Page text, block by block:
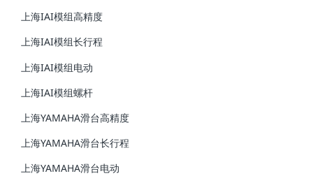
上海IAI模组高精度
上海IAI模组长行程
上海IAI模组电动
上海IAI模组螺杆
上海YAMAHA滑台高精度
上海YAMAHA滑台长行程
上海YAMAHA滑台电动